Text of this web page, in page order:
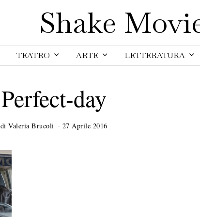
Shake
TEATRO ARTE LETTERATURA
Perfect-day
diValeria Brucoli 27 Aprile 2016